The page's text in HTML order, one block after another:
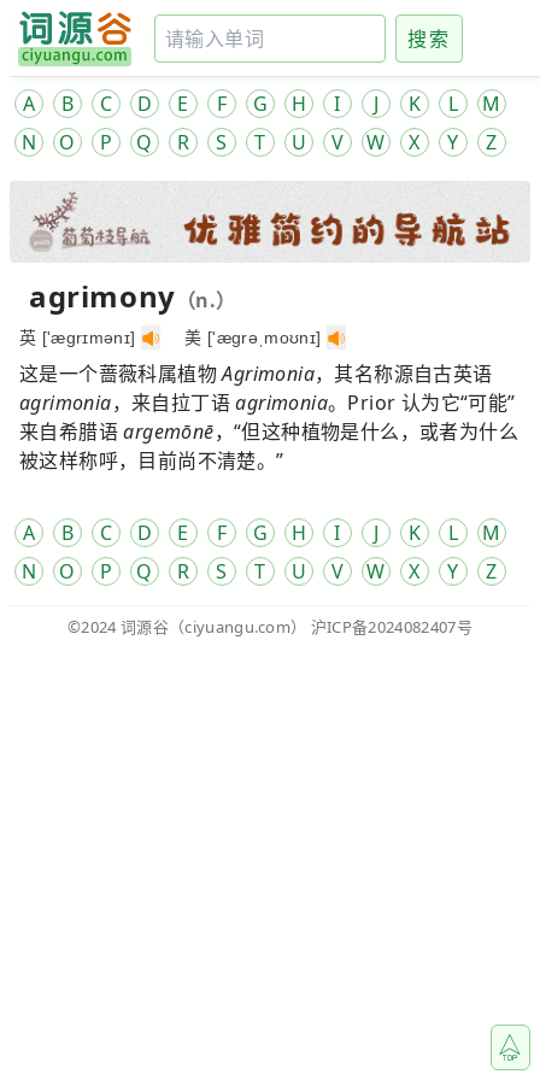
搜索
A B C D E F G H I J K L
M
N
O P Q R S T U V W X Y Z
agrimony （n.）
英 ['ægrɪmənɪ] 美 ['ægrəˌmoʊnɪ]
这是一个蔷薇科属植物Agrimonia，其名称源自古英语
agrimonia，来自拉丁语agrimonia。Prior 认为它“可能”
来自希腊语argemōnē，“但这种植物是什么，或者为什么
被这样称呼，目前尚不清楚。”
A B C D E F G H I J K L
M
N
O P Q R S T U V W X Y Z
©2024 词源谷 （ciyuangu.com） 沪ICP备2024082407号